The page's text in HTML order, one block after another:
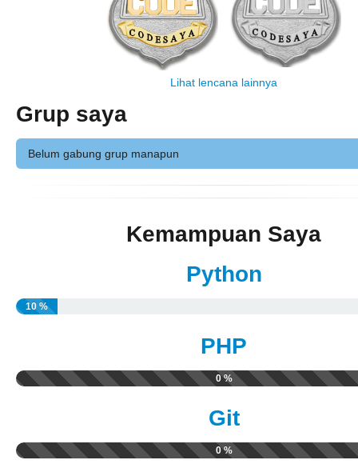
Lihat lencana lainnya
Grup saya
Belum gabung grup manapun
Kemampuan Saya
Python
10 %
PHP
0 %
Git
0 %